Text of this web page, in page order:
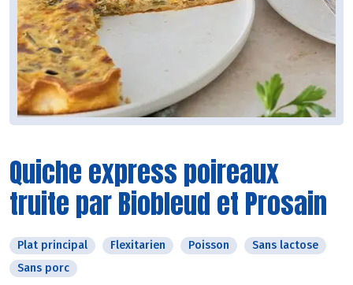
Quiche express poireaux
truite par Biobleud et Prosain
Plat principal Flexitarien Poisson
Sans lactose
Sans porc